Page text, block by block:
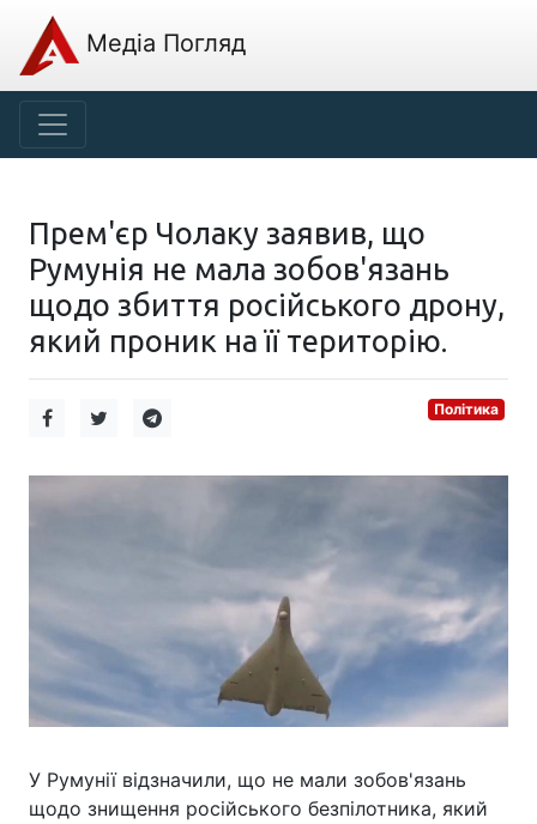
Медіа Погляд
Прем'єр Чолаку заявив, що
Румунія не мала зобов'язань
щодо збиття російського дрону,
який проник на її територію.
Політика
У Румунії відзначили, що не мали зобов'язань
щодо знищення російського безпілотника, який